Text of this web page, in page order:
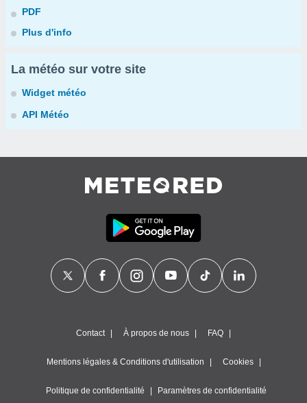
PDF
Plus d'info
La météo sur votre site
Widget météo
API Météo
Contact À propos de nous FAQ
Mentions légales & Conditions d'utilisation Cookies
Politique de confidentialité Paramètres de confidentialité